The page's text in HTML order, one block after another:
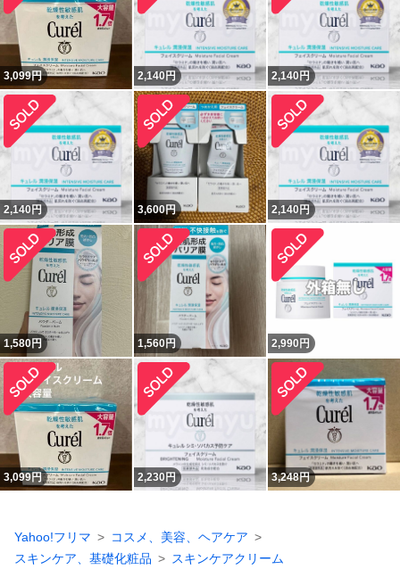
3,099円 2,140円 2,140円
2,140円 3,600円 2,140円
1,580円 1,560円 2,990 円
3,099円 2,230円 3,248円
Yahoo!フリマ
コスメ、美容、ヘアケア
スキンケア、基礎化粧品
スキンケアクリーム